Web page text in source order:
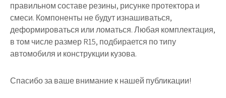
правильном составе резины, рисунке протектора и
смеси. Компоненты не будут изнашиваться,
деформироваться или ломаться. Любая комплектация,
в том числе размер R15, подбирается по типу
автомобиля и конструкции кузова.
Спасибо за ваше внимание к нашей публикации!